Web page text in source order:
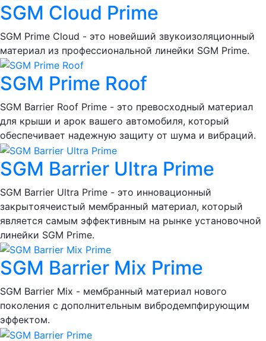
SGM Cloud Prime
SGM Prime Cloud - это новейший звукоизоляционный
материал из профессиональной линейки SGM Prime.
SGM Prime Roof
SGM Barrier Roof Prime - это превосходный материал
для крыши и арок вашего автомобиля, который
обеспечивает надежную защиту от шума и вибраций.
SGM Barrier Ultra Prime
SGM Barrier Ultra Prime - это инновационный
закрытоячеистый мембранный материал, который
является самым эффективным на рынке установочной
линейки SGM Prime.
SGM Barrier Mix Prime
SGM Barrier Mix - мембранный материал нового
поколения с дополнительным вибродемпфирующим
эффектом.